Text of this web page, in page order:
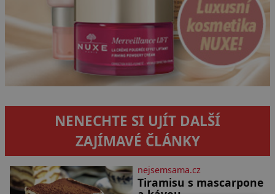
NENECHTE SI UJÍT DALŠÍ
ZAJÍMAVÉ ČLÁNKY
nejsemsama.cz
Tiramisu s mascarpone